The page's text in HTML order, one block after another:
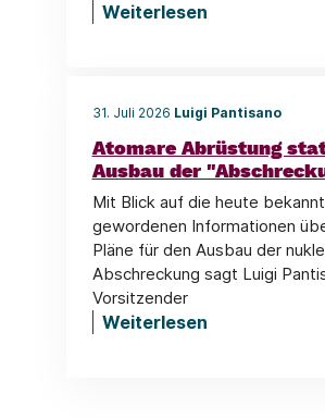
Weiterlesen
31. Juli 2026 Luigi Pantisano
Atomare Abrüstung
Ausbau der
Mit Blick auf die heute bekannt
gewordenen Informationen
Pläne für den Ausbau der
Abschreckung sagt Luigi
Vorsitzender
Weiterlesen